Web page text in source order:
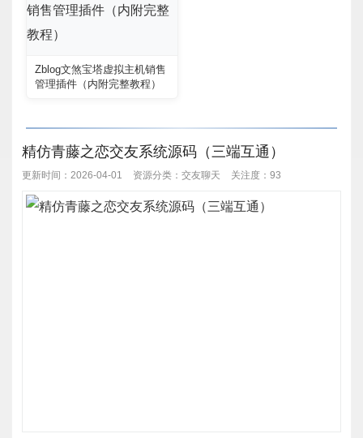
Zblog文煞宝塔虚拟主机销售
管理插件（内附完整教程）
精仿青藤之恋交友系统源码（三端互通）
更新时间：2026-04-01 资源分类： 交友聊天 关注度：93